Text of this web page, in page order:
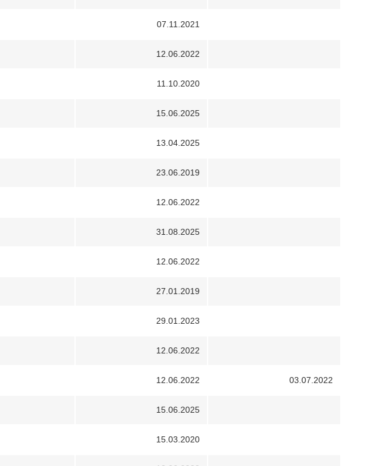
07.11.2021
12.06.2022
11.10.2020
15.06.2025
13.04.2025
23.06.2019
12.06.2022
31.08.2025
12.06.2022
27.01.2019
29.01.2023
12.06.2022
12.06.2022 03.07.2022
15.06.2025
15.03.2020